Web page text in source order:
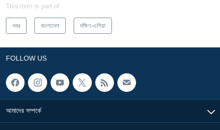
This item is part of
খবর বাংলাদেশ দক্ষিণ-এশিয়া
FOLLOW US
আমাদের সম্পর্কে